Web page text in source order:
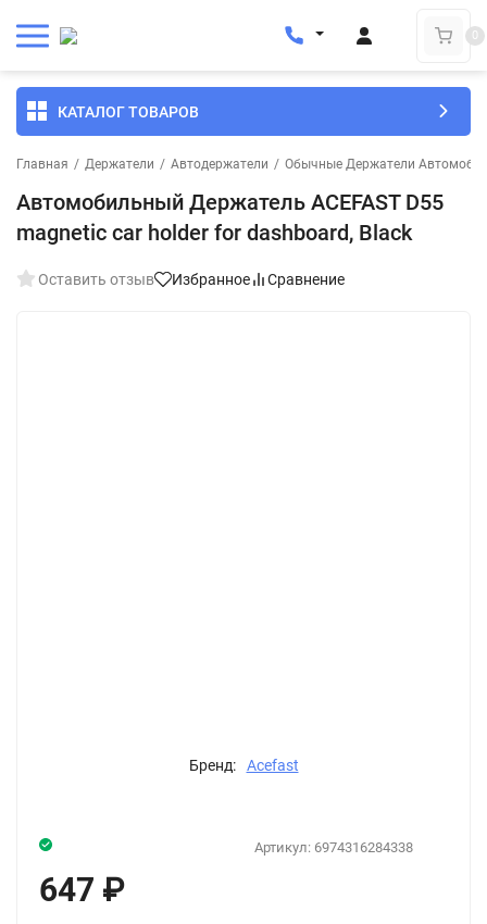
0
КАТАЛОГ ТОВАРОВ
Главная / Держатели / Автодержатели / Обычные Держатели
Автомобильный Держатель ACEFAST D55
magnetic car holder for dashboard, Black
Оставить отзыв Избранное Сравнение
Бренд: Acefast
Артикул: 6974316284338
647 ₽